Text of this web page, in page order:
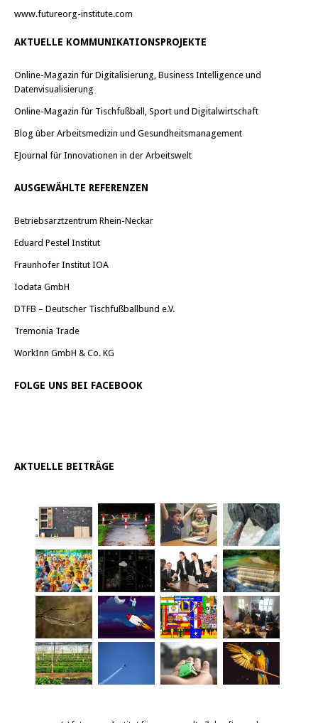
www.futureorg-institute.com
AKTUELLE KOMMUNIKATIONSPROJEKTE
Online-Magazin für Digitalisierung, Business Intelligence und
Datenvisualisierung
Online-Magazin für Tischfußball, Sport und Digitalwirtschaft
Blog über Arbeitsmedizin und Gesundheitsmanagement
EJournal für Innovationen in der Arbeitswelt
AUSGEWÄHLTE REFERENZEN
Betriebsarztzentrum Rhein-Neckar
Eduard Pestel Institut
Fraunhofer Institut IOA
Iodata GmbH
DTFB – Deutscher Tischfußballbund e.V.
Tremonia Trade
WorkInn GmbH & Co. KG
FOLGE UNS BEI FACEBOOK
AKTUELLE BEITRÄGE